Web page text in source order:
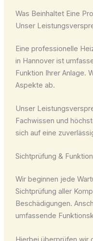
Was Beinhaltet Eine
Unser
Eine professionelle
in Hannover ist
Funktion Ihrer Anlage.
Aspekte ab.
Unser
Fachwissen und
sich auf eine
Sichtprüfung &
Wir beginnen jede
Sichtprüfung aller
Beschädigungen.
umfassende